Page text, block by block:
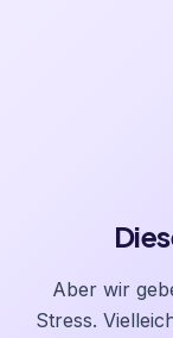
Aber wir
Stress.